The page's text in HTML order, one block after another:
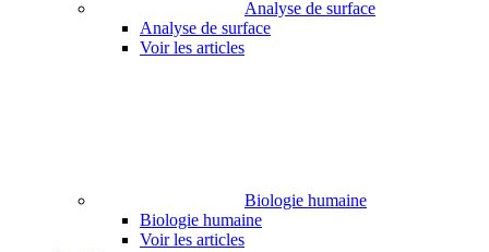
Analyse de surface
Analyse de surface
Voir les articles
Biologie humaine
Biologie humaine
Voir les articles